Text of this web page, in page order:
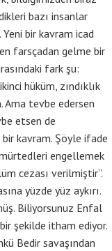
bazı insanlar
bir kavram icad
farsçadan gelme bir
fark şu:
hüküm, zındıklık
Ama tevbe edersen
etsen de
kavram. Şöyle ifade
engellemek
cezası verilmiştir”.
yüzde yüz aykırı.
Biliyorsunuz Enfal
şekilde itham ediyor.
Bedir savaşından